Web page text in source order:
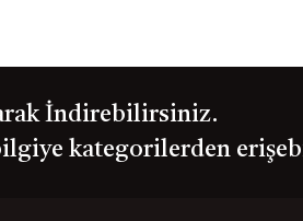
İndirebilirsiniz.
kategorilerden